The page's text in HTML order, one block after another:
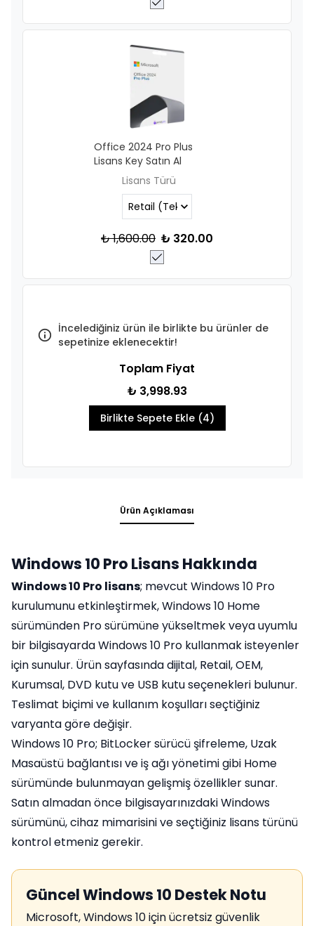
Office 2024 Pro Plus
Lisans Key Satın Al
Lisans Türü
₺ 1,600.00 ₺ 320.00
İncelediğiniz ürün ile birlikte bu ürünler de
sepetinize eklenecektir!
Toplam Fiyat
₺ 3,998.93
Birlikte Sepete Ekle (4)
Ürün Açıklaması
Windows 10 Pro Lisans Hakkında
Windows 10 Pro lisans; mevcut Windows 10 Pro
kurulumunu etkinleştirmek, Windows 10 Home
sürümünden Pro sürümüne yükseltmek veya uyumlu
bir bilgisayarda Windows 10 Pro kullanmak isteyenler
için sunulur. Ürün sayfasında dijital, Retail, OEM,
Kurumsal, DVD kutu ve USB kutu seçenekleri bulunur.
Teslimat biçimi ve kullanım koşulları seçtiğiniz
varyanta göre değişir.
Windows 10 Pro; BitLocker sürücü şifreleme, Uzak
Masaüstü bağlantısı ve iş ağı yönetimi gibi Home
sürümünde bulunmayan gelişmiş özellikler sunar.
Satın almadan önce bilgisayarınızdaki Windows
sürümünü, cihaz mimarisini ve seçtiğiniz lisans türünü
kontrol etmeniz gerekir.
Güncel Windows 10 Destek Notu
Microsoft, Windows 10 için ücretsiz güvenlik